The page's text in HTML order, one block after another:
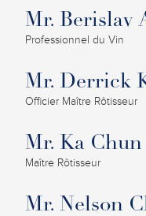
Mr. Berislav
Professionnel du Vin
Mr. Derrick
Officier Maître Rôtisseur
Mr. Ka
Maître Rôtisseur
Mr. Nelson